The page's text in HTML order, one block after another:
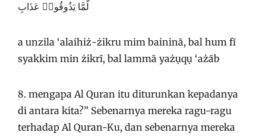
لَّمَّا يَذُوقُوا۟ عَذَابِ
a unzila ‘alaihiż-żikru mim baininā, bal hum fī
syakkim min żikrī, bal lammā yażụqụ ‘ażāb
8. mengapa Al Quran itu diturunkan kepadanya
di antara kita?” Sebenarnya mereka ragu-ragu
terhadap Al Quran-Ku, dan sebenarnya mereka